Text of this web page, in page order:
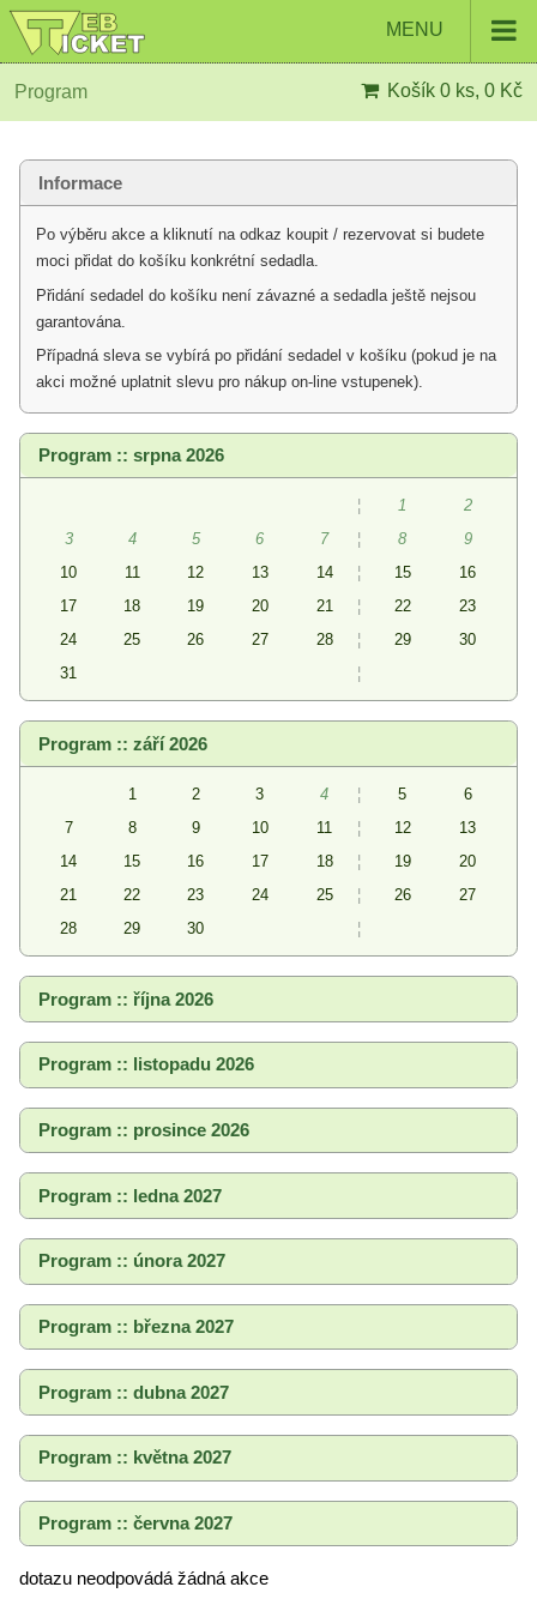
MENU
Program Košík 0 ks, 0 Kč
Informace
Po výběru akce a kliknutí na odkaz koupit / rezervovat si budete
moci přidat do košíku konkrétní sedadla.
Přidání sedadel do košíku není závazné a sedadla ještě nejsou
garantována.
Případná sleva se vybírá po přidání sedadel v košíku (pokud je na
akci možné uplatnit slevu pro nákup on-line vstupenek).
Program :: srpna 2026
¦ 1
2
3
4 5 6 7 ¦ 8
9
10
11 12 13 14 ¦ 15
16
17
18 19 20 21 ¦ 22
23
24
25 26 27 28 ¦ 29
30
31
¦
Program :: září 2026
1 2 3 4 ¦ 5
6
7
8 9 10 11 ¦ 12
13
14
15 16 17 18 ¦ 19
20
21
22 23 24 25 ¦ 26
27
28
29 30 ¦
Program :: října 2026
Program :: listopadu 2026
Program :: prosince 2026
Program :: ledna 2027
Program :: února 2027
Program :: března 2027
Program :: dubna 2027
Program :: května 2027
Program :: června 2027
dotazu neodpovádá žádná akce